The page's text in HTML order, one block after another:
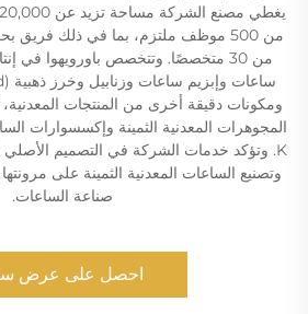
من 500 موظف ملتزم، بما في ذلك
من 30 متخصصًا. وتتخصص باورويهوا
ومكونات دقيقة أخرى من المنتجات
المجوهرات المعدنية الثمينة وإكسسوارات
وتصنيع الساعات المعدنية الثمينة على مرونتها
صناعة الساعات.
احصل على عرض